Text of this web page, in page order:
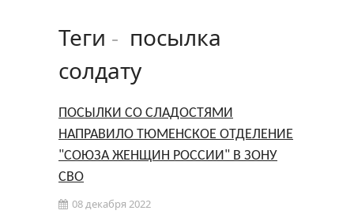
Теги - посылка
солдату
ПОСЫЛКИ СО СЛАДОСТЯМИ
НАПРАВИЛО ТЮМЕНСКОЕ ОТДЕЛЕНИЕ
"СОЮЗА ЖЕНЩИН РОССИИ" В ЗОНУ
СВО
08 декабря 2022